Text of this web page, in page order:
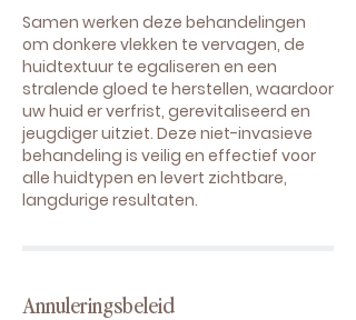
Samen werken deze behandelingen
om donkere vlekken te vervagen, de
huidtextuur te egaliseren en een
stralende gloed te herstellen, waardoor
uw huid er verfrist, gerevitaliseerd en
jeugdiger uitziet. Deze niet-invasieve
behandeling is veilig en effectief voor
alle huidtypen en levert zichtbare,
langdurige resultaten.
Annuleringsbeleid